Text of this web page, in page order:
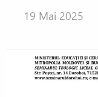
19 Mai 2025